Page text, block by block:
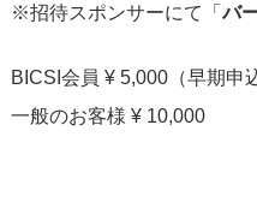
※招待スポンサーにて「バ
BICSI会員 ¥ 5,000（早期申
一般のお客様 ¥ 10,000